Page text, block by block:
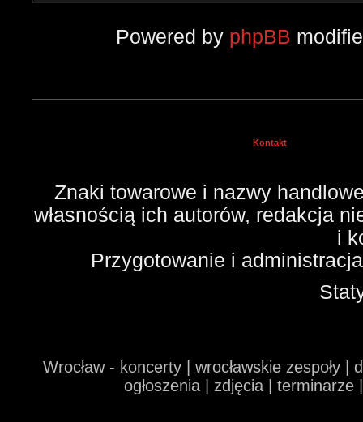
Powered by phpBB
Kontakt
Znaki towarowe i nazwy
własnością ich autorów, redakcja
i
Przygotowanie i
Wrocław - koncerty | wrocławskie zespoły
ogłoszenia | zdjęcia |